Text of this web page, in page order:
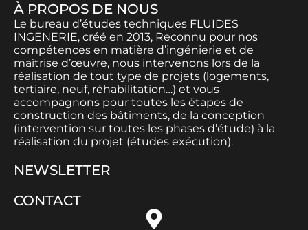
À PROPOS DE NOUS
Le bureau d’études techniques FLUIDES
INGENERIE, créé en 2013, Reconnu pour nos
compétences en matière d’ingénierie et de
maîtrise d’œuvre, nous intervenons lors de la
réalisation de tout type de projets (logements,
tertiaire, neuf, réhabilitation…) et vous
accompagnons pour toutes les étapes de
construction des bâtiments, de la conception
(intervention sur toutes les phases d’étude) à la
réalisation du projet (études exécution).
NEWSLETTER
CONTACT